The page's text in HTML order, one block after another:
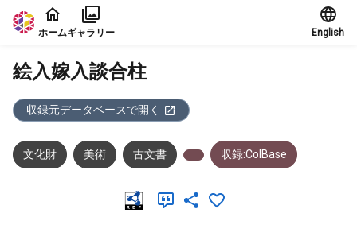
本文に飛ぶ
ホームギャラリー English
絵入嫁入談合柱
収録元データベースで開く
文化財 美術 古文書 収録:ColBase